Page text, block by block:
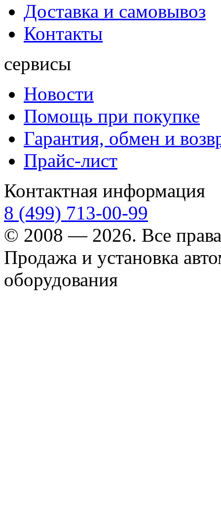
Доставка и самовывоз
Контакты
сервисы
Новости
Помощь при покупке
Гарантия, обмен и
Прайс-лист
Контактная информация
8 (499) 713-00-99
© 2008 — 2026. Все
Продажа и установка
оборудования